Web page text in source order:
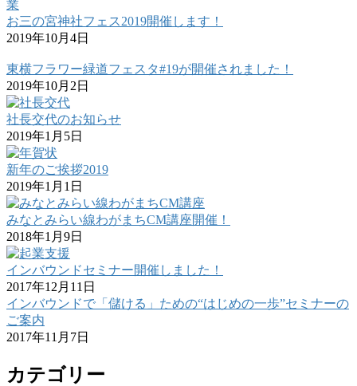
お三の宮神社フェス2019開催します！
2019年10月4日
東横フラワー緑道フェスタ#19が開催されました！
2019年10月2日
社長交代のお知らせ
2019年1月5日
新年のご挨拶2019
2019年1月1日
みなとみらい線わがまちCM講座開催！
2018年1月9日
インバウンドセミナー開催しました！
2017年12月11日
インバウンドで「儲ける」ための“はじめの一歩”セミナーの
ご案内
2017年11月7日
カテゴリー